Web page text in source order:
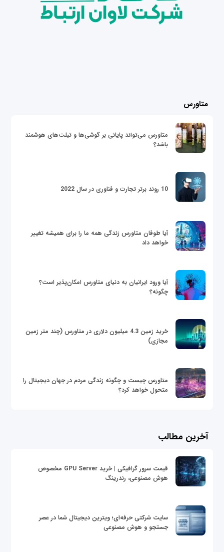
متاورس
متاورس می‌تواند پایانی بر گوشی‌ها و تبلت‌های هوشمند
باشد؟
10 روند برتر تجارت و فناوری در سال 2022
آیا طوفان متاورس زندگی همه ما را برای همیشه تغییر
خواهد داد
آیا ورود ایرانیان به دنیای متاورس امکان‌پذیر است؟
چگونه؟
خرید زمین 4.3 میلیون دلاری در متاورس (چند متر زمین
مجازی)
متاورس چیست و چگونه زندگی مردم در جهان دیجیتال را
متحول خواهد کرد؟
آخرین مطالب
قیمت سرور گرافیکی | خرید GPU Server مخصوص
هوش مصنوعی، رندرینگ
سایت شرکتی حرفه‌ای؛ ویترین دیجیتال شما در عصر
جستجو و هوش مصنوعی